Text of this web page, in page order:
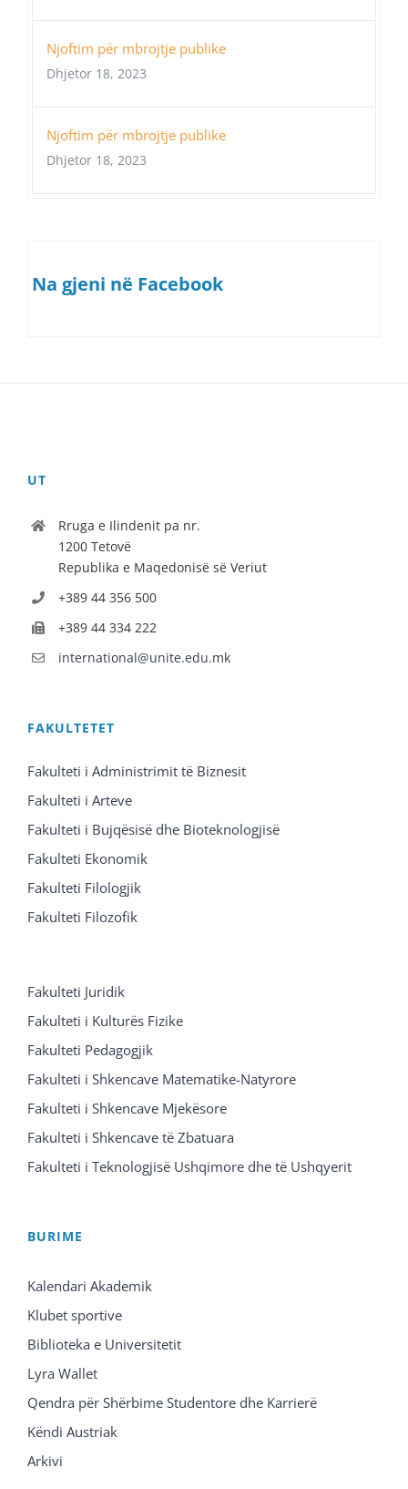
Njoftim për mbrojtje publike
Dhjetor 18, 2023
Njoftim për mbrojtje publike
Dhjetor 18, 2023
Na gjeni në Facebook
UT
Rruga e Ilindenit pa nr.
1200 Tetovë
Republika e Maqedonisë së Veriut
+389 44 356 500
+389 44 334 222
international@unite.edu.mk
FAKULTETET
Fakulteti i Administrimit të Biznesit
Fakulteti i Arteve
Fakulteti i Bujqësisë dhe Bioteknologjisë
Fakulteti Ekonomik
Fakulteti Filologjik
Fakulteti Filozofik
Fakulteti Juridik
Fakulteti i Kulturës Fizike
Fakulteti Pedagogjik
Fakulteti i Shkencave Matematike-Natyrore
Fakulteti i Shkencave Mjekësore
Fakulteti i Shkencave të Zbatuara
Fakulteti i Teknologjisë Ushqimore dhe të Ushqyerit
BURIME
Kalendari Akademik
Klubet sportive
Biblioteka e Universitetit
Lyra Wallet
Qendra për Shërbime Studentore dhe Karrierë
Këndi Austriak
Arkivi